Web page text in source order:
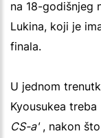
na 18-godišnjeg
Lukina, koji je
finala.
U jednom
Kyousukea treba
CS-a', nakon